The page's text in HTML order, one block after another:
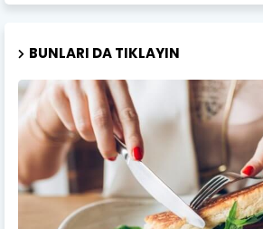
BUNLARI DA TIKLAYIN